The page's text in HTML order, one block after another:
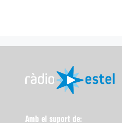
Amb el suport de: